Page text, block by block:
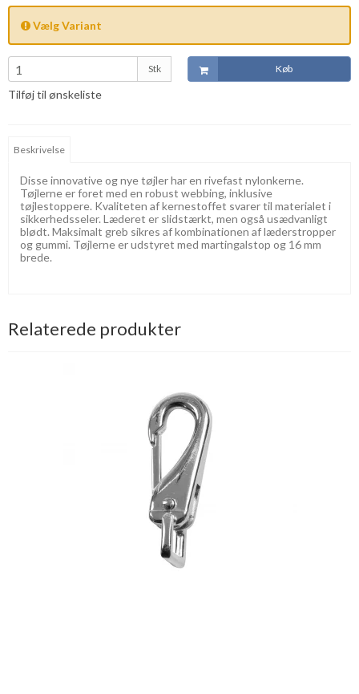
Vælg Variant
Stk Køb
Tilføj til ønskeliste
Beskrivelse
Disse innovative og nye tøjler har en rivefast nylonkerne.
Tøjlerne er foret med en robust webbing, inklusive
tøjlestoppere. Kvaliteten af kernestoffet svarer til materialet i
sikkerhedsseler. Læderet er slidstærkt, men også usædvanligt
blødt. Maksimalt greb sikres af kombinationen af læderstropper
og gummi. Tøjlerne er udstyret med martingalstop og 16 mm
brede.
Relaterede produkter